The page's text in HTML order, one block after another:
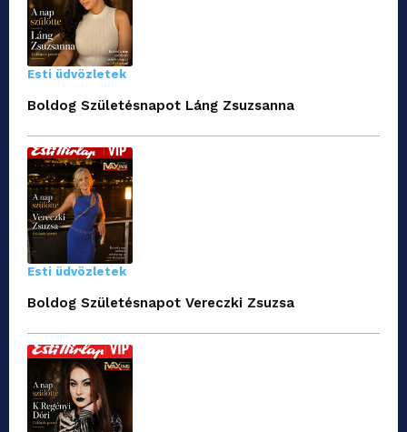
Esti üdvözletek
Boldog Születésnapot Láng Zsuzsanna
Esti üdvözletek
Boldog Születésnapot Vereczki Zsuzsa